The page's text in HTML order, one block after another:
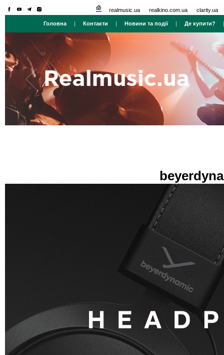
realmusic.ua realkino.com.ua clarity.ua
Головна | Контакти | Новини та події| Де купити?